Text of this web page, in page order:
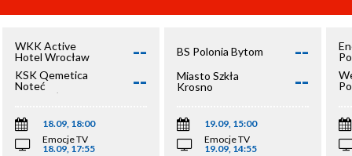
WKK Active
Hotel Wrocław
--
KSK Qemetica
Noteć
Inowrocław
--
18.09, 18:00
Emocje TV
18.09, 17:55
BS Polonia Bytom --
Miasto Szkła
Krosno
--
19.09, 15:00
Emocje TV
19.09, 14:55